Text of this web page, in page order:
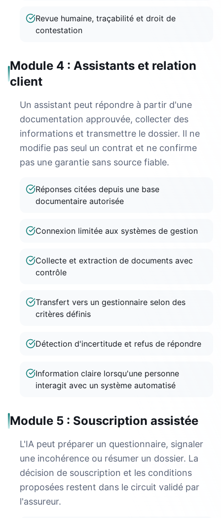
Revue humaine, traçabilité et droit de
contestation
Module 4 : Assistants et relation
client
Un assistant peut répondre à partir d'une
documentation approuvée, collecter des
informations et transmettre le dossier. Il ne
modifie pas seul un contrat et ne confirme
pas une garantie sans source fiable.
Réponses citées depuis une base
documentaire autorisée
Connexion limitée aux systèmes de gestion
Collecte et extraction de documents avec
contrôle
Transfert vers un gestionnaire selon des
critères définis
Détection d'incertitude et refus de répondre
Information claire lorsqu'une personne
interagit avec un système automatisé
Module 5 : Souscription assistée
L'IA peut préparer un questionnaire, signaler
une incohérence ou résumer un dossier. La
décision de souscription et les conditions
proposées restent dans le circuit validé par
l'assureur.